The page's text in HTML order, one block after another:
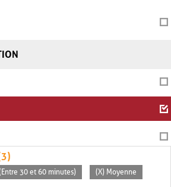
30 et 60 minutes) (X) Moyenne